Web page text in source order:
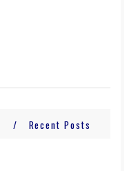
Recent Posts